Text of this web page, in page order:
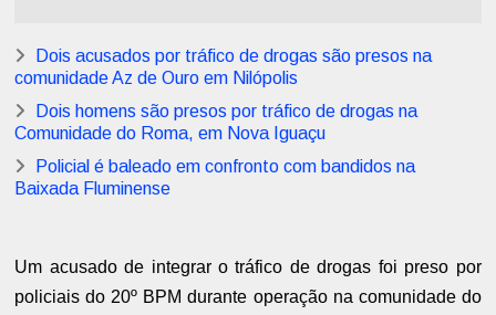
Dois acusados por tráfico de drogas são presos na
comunidade Az de Ouro em Nilópolis
Dois homens são presos por tráfico de drogas na
Comunidade do Roma, em Nova Iguaçu
Policial é baleado em confronto com bandidos na
Baixada Fluminense
Um acusado de integrar o tráfico de drogas foi preso por
policiais do 20º BPM durante operação na comunidade do